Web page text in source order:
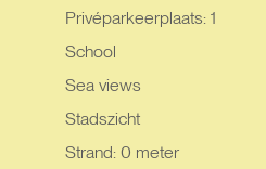
Privéparkeerplaats: 1
School
Sea views
Stadszicht
Strand: 0 meter